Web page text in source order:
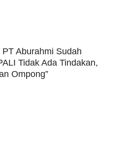
Aburahmi Sudah
Tidak Ada Tindakan,
Ompong”